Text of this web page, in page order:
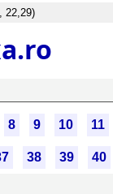
22,29)
8 9 10 11
38 39 40